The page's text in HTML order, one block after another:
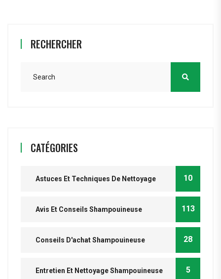
RECHERCHER
CATÉGORIES
Astuces Et Techniques De Nettoyage 10
Avis Et Conseils Shampouineuse 113
Conseils D'achat Shampouineuse 28
Entretien Et Nettoyage Shampouineuse 5